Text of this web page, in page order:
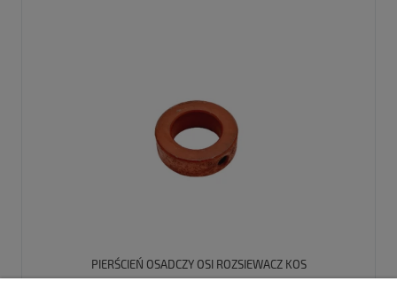
PIERŚCIEŃ OSADCZY OSI ROZSIEWACZ KOS